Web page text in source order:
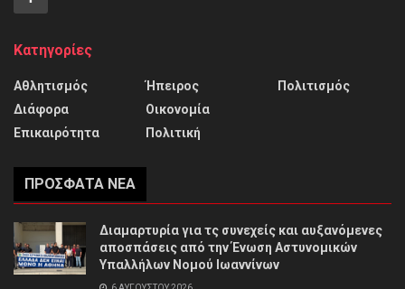
Κατηγορίες
Αθλητισμός
Διάφορα
Επικαιρότητα
Ήπειρος
Οικονομία
Πολιτική
Πολιτισμός
ΠΡΌΣΦΑΤΑ ΝΈΑ
Διαμαρτυρία για τς συνεχείς και αυξανόμενες
αποσπάσεις από την Ένωση Αστυνομικών
Υπαλλήλων Νομού Ιωαννίνων